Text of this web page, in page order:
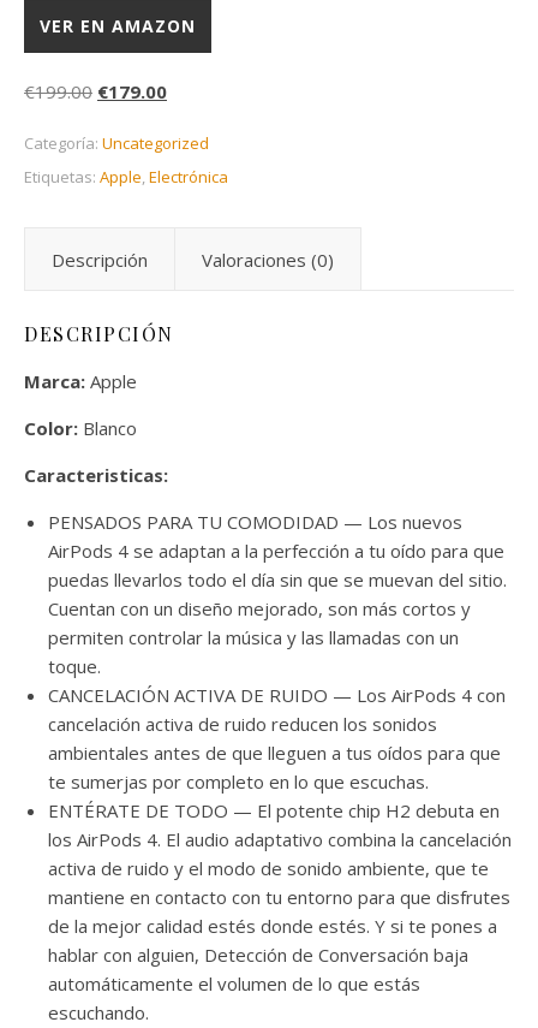
VER EN AMAZON
€199.00 El precio original era: €199.00.
€179.00El precio actual es: €179.00.
Categoría: Uncategorized
Etiquetas: Apple,Electrónica
Descripción Valoraciones (0)
DESCRIPCIÓN
Marca: Apple
Color: Blanco
Caracteristicas:
PENSADOS PARA TU COMODIDAD — Los nuevos
AirPods 4 se adaptan a la perfección a tu oído para que
puedas llevarlos todo el día sin que se muevan del sitio.
Cuentan con un diseño mejorado, son más cortos y
permiten controlar la música y las llamadas con un
toque.
CANCELACIÓN ACTIVA DE RUIDO — Los AirPods 4 con
cancelación activa de ruido reducen los sonidos
ambientales antes de que lleguen a tus oídos para que
te sumerjas por completo en lo que escuchas.
ENTÉRATE DE TODO — El potente chip H2 debuta en
los AirPods 4. El audio adaptativo combina la cancelación
activa de ruido y el modo de sonido ambiente, que te
mantiene en contacto con tu entorno para que disfrutes
de la mejor calidad estés donde estés. Y si te pones a
hablar con alguien, Detección de Conversación baja
automáticamente el volumen de lo que estás
escuchando.